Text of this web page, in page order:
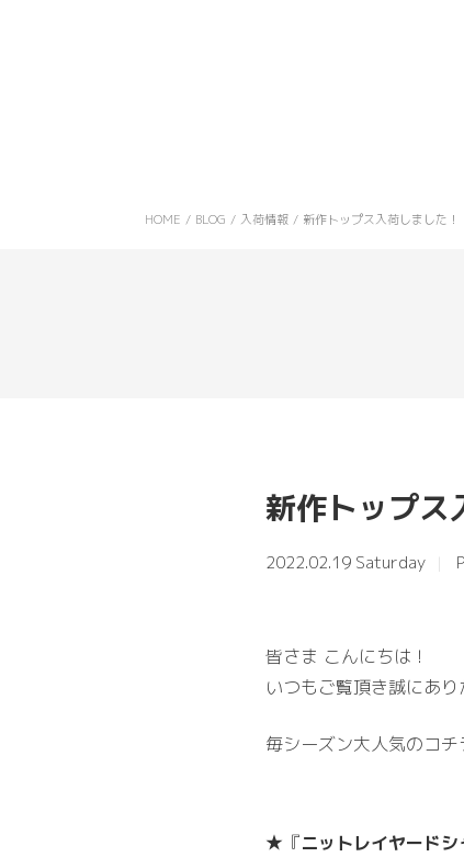
HOME / BLOG / 入荷情報 / 新作トップス入荷しました！
新作トップス
2022.02.19 Saturday
皆さま こんにちは！
いつもご覧頂き誠にあ
毎シーズン大人気のコ
★『ニットレイヤードシ